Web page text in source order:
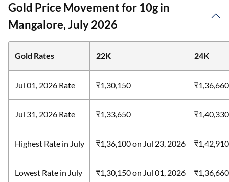
Gold Price Movement for 10g in
Mangalore, July 2026
Gold Rates 22K 24K
Jul 01, 2026 Rate ₹1,30,150 ₹1,36,660
Jul 31, 2026 Rate ₹1,33,650 ₹1,40,330
Highest Rate in July ₹1,36,100on Jul 23, 2026
Lowest Rate in July ₹1,30,150on Jul 01, 2026